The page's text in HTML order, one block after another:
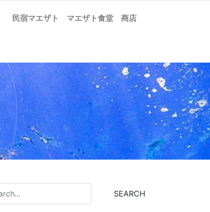
民宿マエザト マエザト食堂 商店